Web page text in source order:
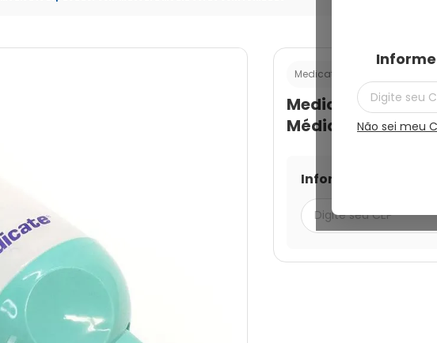
Não sei meu
Medicate
Medicate
Média Verde com
Informe seu CEP